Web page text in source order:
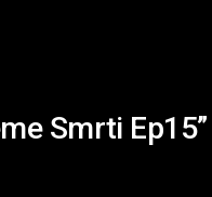
Smrti Ep15”